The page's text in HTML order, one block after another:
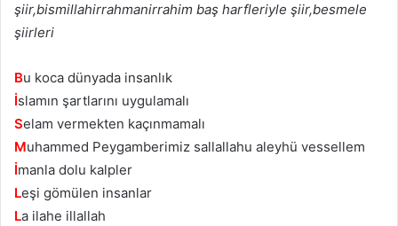
şiir,bismillahirrahmanirrahim baş harfleriyle şiir,besmele
şiirleri
Bu koca dünyada insanlık
İslamın şartlarını uygulamalı
Selam vermekten kaçınmamalı
Muhammed Peygamberimiz sallallahu aleyhü vessellem
İmanla dolu kalpler
Leşi gömülen insanlar
La ilahe illallah